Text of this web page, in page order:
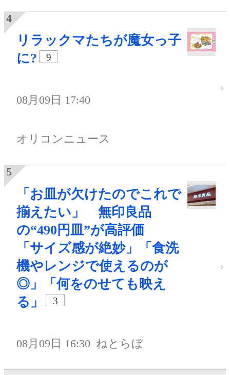
リラックマたちが魔女っ子
に?
9
08月09日 17:40
オリコンニュース
「お皿が欠けたのでこれで
揃えたい」 無印良品
の“490円皿”が高評価
「サイズ感が絶妙」「食洗
機やレンジで使えるのが
◎」「何をのせても映え
る」
3
08月09日 16:30 ねとらぼ